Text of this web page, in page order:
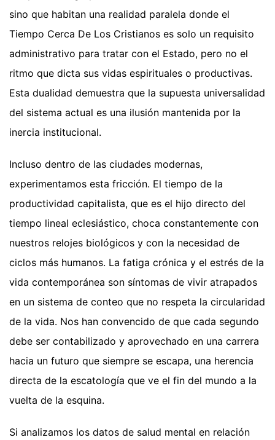
sino que habitan una realidad paralela donde el
Tiempo Cerca De Los Cristianos es solo un requisito
administrativo para tratar con el Estado, pero no el
ritmo que dicta sus vidas espirituales o productivas.
Esta dualidad demuestra que la supuesta universalidad
del sistema actual es una ilusión mantenida por la
inercia institucional.
Incluso dentro de las ciudades modernas,
experimentamos esta fricción. El tiempo de la
productividad capitalista, que es el hijo directo del
tiempo lineal eclesiástico, choca constantemente con
nuestros relojes biológicos y con la necesidad de
ciclos más humanos. La fatiga crónica y el estrés de la
vida contemporánea son síntomas de vivir atrapados
en un sistema de conteo que no respeta la circularidad
de la vida. Nos han convencido de que cada segundo
debe ser contabilizado y aprovechado en una carrera
hacia un futuro que siempre se escapa, una herencia
directa de la escatología que ve el fin del mundo a la
vuelta de la esquina.
Si analizamos los datos de salud mental en relación